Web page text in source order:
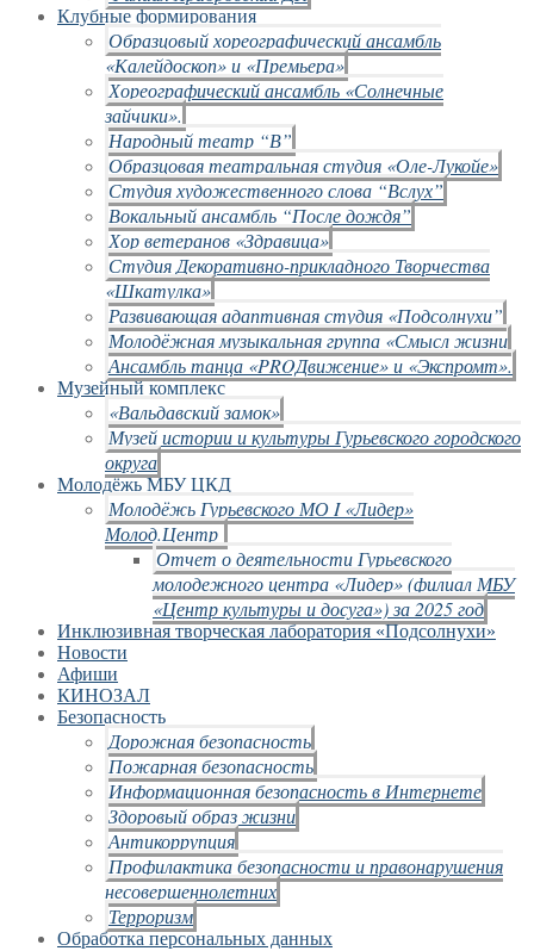
Клубные формирования
Образцовый хореографический ансамбль
«Калейдоскоп» и «Премьера»
Хореографический ансамбль «Солнечные
зайчики».
Народный театр “В”
Образцовая театральная студия «Оле-Лукойе»
Студия художественного слова “Вслух”
Вокальный ансамбль “После дождя”
Хор ветеранов «Здравица»
Студия Декоративно-прикладного Творчества
«Шкатулка»
Развивающая адаптивная студия «Подсолнухи”
Молодёжная музыкальная группа «Смысл жизни
Ансамбль танца «PROДвижение» и «Экспромт».
Музейный комплекс
«Вальдавский замок»
Музей истории и культуры Гурьевского городского
округа
Молодёжь МБУ ЦКД
Молодёжь Гурьевского МО I «Лидер»
Молод.Центр
Отчет о деятельности Гурьевского
молодежного центра «Лидер» (филиал МБУ
«Центр культуры и досуга») за 2025 год
Инклюзивная творческая лаборатория «Подсолнухи»
Новости
Афиши
КИНОЗАЛ
Безопасность
Дорожная безопасность
Пожарная безопасность
Информационная безопасность в Интернете
Здоровый образ жизни
Антикоррупция
Профилактика безопасности и правонарушения
несовершеннолетних
Терроризм
Обработка персональных данных